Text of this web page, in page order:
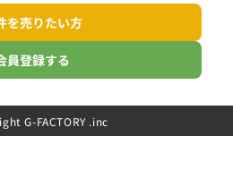
を売りたい方
員登録する
G-FACTORY .inc